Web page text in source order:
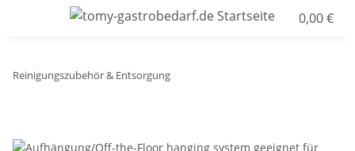
0,00 €
Reinigungszubehör & Entsorgung